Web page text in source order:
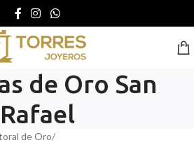
de Oro San
Rafael
de Oro/